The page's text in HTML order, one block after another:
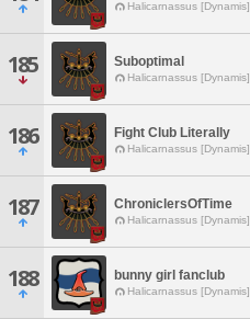
Halicarnassus [Dynamis]
185 Suboptimal
Halicarnassus [Dynamis]
186 Fight Club Literally
Halicarnassus [Dynamis]
187 ChroniclersOfTime
Halicarnassus [Dynamis]
188 bunny girl fanclub
Halicarnassus [Dynamis]